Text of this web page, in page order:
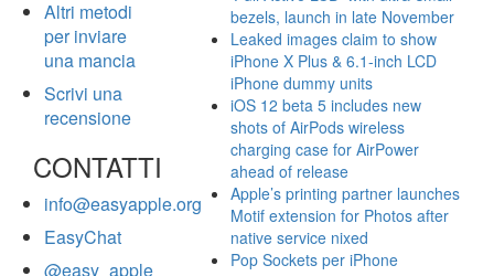
Altri metodi
per inviare
una mancia
Scrivi una
recensione
CONTATTI
info@easyapple.org
EasyChat
@easy_apple
bezels, launch in late November
Leaked images claim to show
iPhone X Plus & 6.1-inch LCD
iPhone dummy units
iOS 12 beta 5 includes new
shots of AirPods wireless
charging case for AirPower
ahead of release
Apple’s printing partner launches
Motif extension for Photos after
native service nixed
Pop Sockets per iPhone